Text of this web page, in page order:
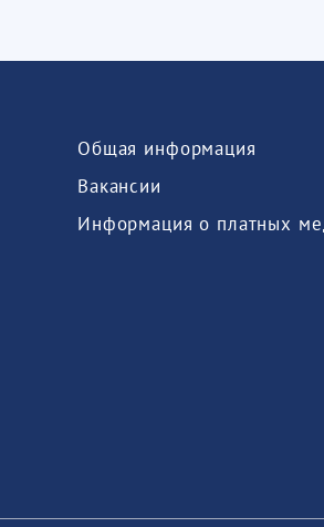
Общая информация
Вакансии